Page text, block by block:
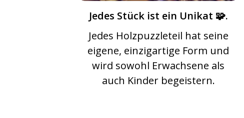
Jedes Stück ist ein Unikat 🧩.
Jedes Holzpuzzleteil hat seine
eigene, einzigartige Form und
wird sowohl Erwachsene als
auch Kinder begeistern.